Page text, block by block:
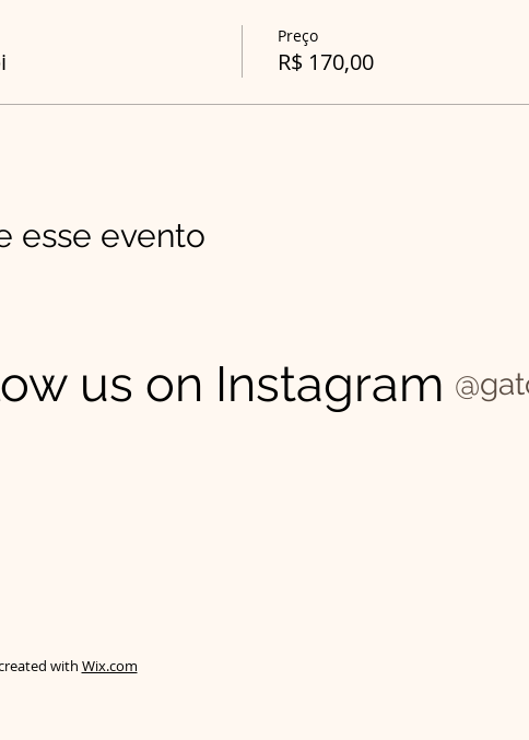
Preço
R$ 170,00
esse evento
with Wix.com
us on Instagram